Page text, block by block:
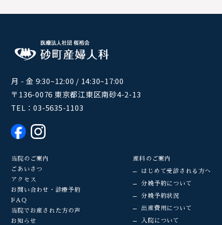
月 - 金 9:30~12:00 / 14:30~17:00
〒136-0076 東京都江東区南砂4-2-13
TEL：03-5635-1103
当院のご案内
ごあいさつ
アクセス
お問い合わせ・診療予約
FAQ
当院でお産された方の声
お知らせ
産科のご案内
はじめて受診される方へ
分娩予約について
分娩予約状況
出産費用について
入院について